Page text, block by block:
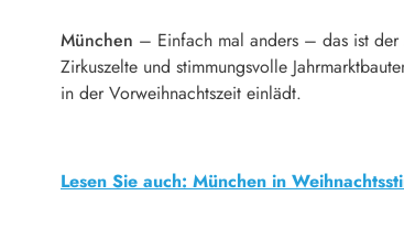
München – Einfach mal anders – das ist der
Zirkuszelte und stimmungsvolle
in der Vorweihnachtszeit einlädt.
Lesen Sie auch: München in